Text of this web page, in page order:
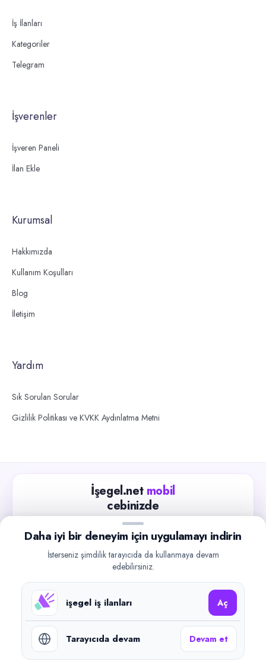
İş İlanları
Kategoriler
Telegram
İşverenler
İşveren Paneli
İlan Ekle
Kurumsal
Hakkımızda
Kullanım Koşulları
Blog
İletişim
Yardım
Sık Sorulan Sorular
Gizlilik Politikası ve KVKK Aydınlatma Metni
İşegel.net mobil
cebinizde
Güncel iş ilanlarını takip edin, işverenlerle hızlıca
iletişime geçin.
Google Play
©2026işegel.net. Tüm hakları saklıdır.
işegel.net bir ilan yayın platformudur; iş bulma aracılığı veya işe
Daha iyi bir deneyim için uygulamayı indirin
İsterseniz şimdilik tarayıcıda da kullanmaya devam
edebilirsiniz.
işegel iş ilanları Aç
Tarayıcıda devam Devam et